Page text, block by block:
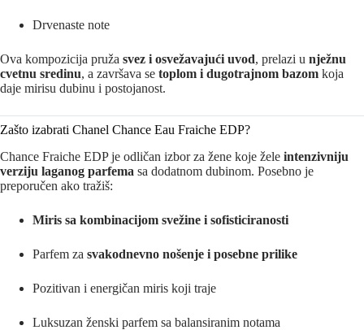
Drvenaste note
Ova kompozicija pruža svez i osvežavajući uvod, prelazi u nježnu
cvetnu sredinu, a završava se toplom i dugotrajnom bazom koja
daje mirisu dubinu i postojanost.
Zašto izabrati Chanel Chance Eau Fraiche EDP?
Chance Fraiche EDP je odličan izbor za žene koje žele intenzivniju
verziju laganog parfema sa dodatnom dubinom. Posebno je
preporučen ako tražiš:
Miris sa kombinacijom svežine i sofisticiranosti
Parfem za svakodnevno nošenje i posebne prilike
Pozitivan i energičan miris koji traje
Luksuzan ženski parfem sa balansiranim notama